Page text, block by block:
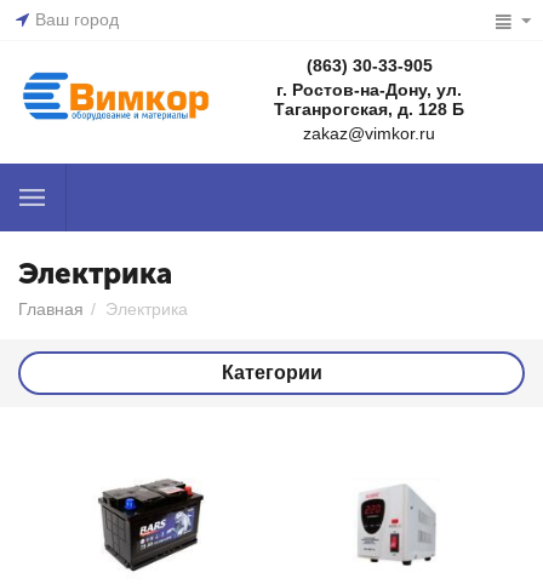
Ваш город
(863) 30-33-905
г. Ростов-на-Дону, ул.
Таганрогская, д. 128 Б
zakaz@vimkor.ru
Электрика
Главная / Электрика
Категории